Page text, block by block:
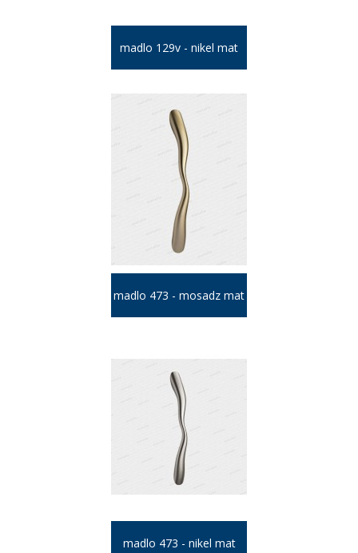
madlo 129v - nikel mat
madlo 473 - mosadz mat
madlo 473 - nikel mat